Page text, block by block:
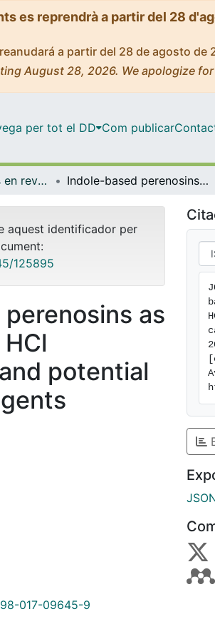
es reprendrà a partir del 28
a partir del 28 de agosto de
August 28, 2026. We apologize
per tot el DD Com publicar
Articles publicats en revistes (Patologia i Terapèutica Experimental) Indole-based perenosins as highly potent HCl transporters and potential anti-cancer agents
aquest identificador per
125895
as
potential
017-09645-9